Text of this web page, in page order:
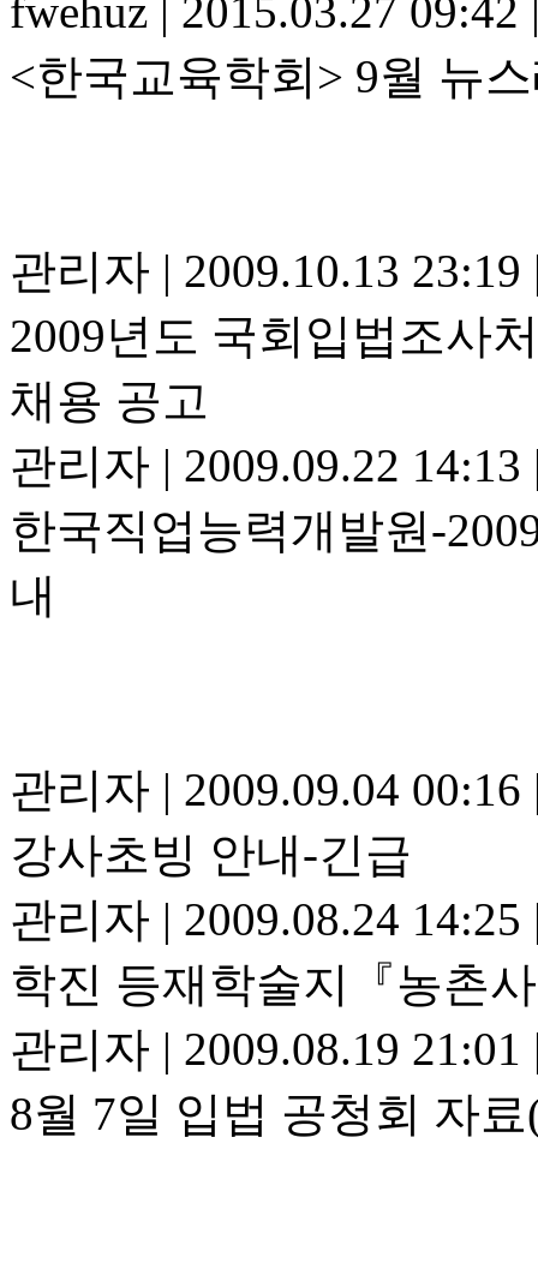
fwehuz | 2015.03.27 09:42
<한국교육학회> 9월 뉴
관리자 | 2009.10.13 23:19
2009년도 국회입법조사
채용 공고
관리자 | 2009.09.22 14:13
한국직업능력개발원-
내
관리자 | 2009.09.04 00:16
강사초빙 안내-긴급
관리자 | 2009.08.24 14:25
학진 등재학술지『농촌
관리자 | 2009.08.19 21:01
8월 7일 입법 공청회 자